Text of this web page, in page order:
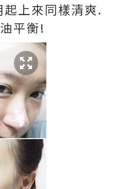
上來同樣清爽.
平衡!